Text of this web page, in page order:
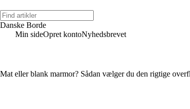
Danske Borde
Min sideOpret kontoNyhedsbrevet
Mat eller blank marmor? Sådan vælger du den rigtige